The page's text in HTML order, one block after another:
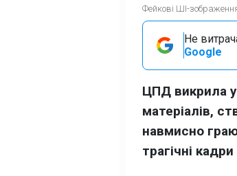
Фейкові ШІ-
Не
Google
ЦПД викрила
матеріалів,
навмисно
трагічні